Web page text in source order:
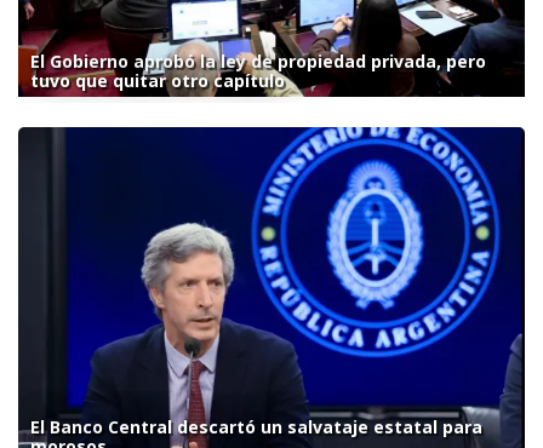
El Gobierno aprobó la ley de propiedad privada, pero
tuvo que quitar otro capítulo
El Banco Central descartó un salvataje estatal para